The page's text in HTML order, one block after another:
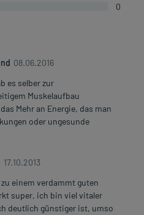
0
08.06.2016
es selber zur
Muskelaufbau
Mehr an Energie, das man
oder ungesunde
17.10.2013
einem verdammt guten
super, ich bin viel vitaler
deutlich günstiger ist, umso